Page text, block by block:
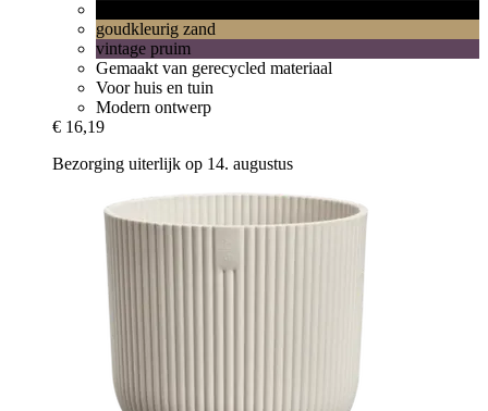
goudkleurig zand
vintage pruim
Gemaakt van gerecycled materiaal
Voor huis en tuin
Modern ontwerp
€ 16,19
Bezorging uiterlijk op 14. augustus